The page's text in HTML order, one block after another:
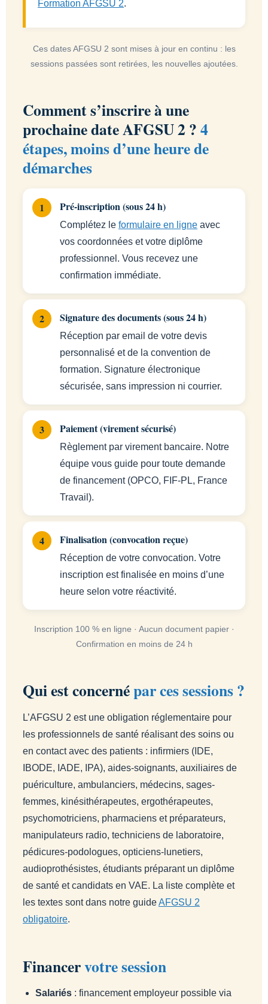
Formation AFGSU 2.
Ces dates AFGSU 2 sont mises à jour en continu : les
sessions passées sont retirées, les nouvelles ajoutées.
Comment s’inscrire à une
prochaine date AFGSU 2 ?4
étapes, moins d’une heure de
démarches
Pré-inscription (sous 24 h)
Complétez le formulaire en ligne avec
vos coordonnées et votre diplôme
professionnel. Vous recevez une
confirmation immédiate.
Signature des documents (sous 24 h)
Réception par email de votre devis
personnalisé et de la convention de
formation. Signature électronique
sécurisée, sans impression ni courrier.
Paiement (virement sécurisé)
Règlement par virement bancaire. Notre
équipe vous guide pour toute demande
de financement (OPCO, FIF-PL, France
Travail).
Finalisation (convocation reçue)
Réception de votre convocation. Votre
inscription est finalisée en moins d’une
heure selon votre réactivité.
Inscription 100 % en ligne · Aucun document papier ·
Confirmation en moins de 24 h
Qui est concernépar ces sessions ?
L’AFGSU 2 est une obligation réglementaire pour
les professionnels de santé réalisant des soins ou
en contact avec des patients : infirmiers (IDE,
IBODE, IADE, IPA), aides-soignants, auxiliaires de
puériculture, ambulanciers, médecins, sages-
femmes, kinésithérapeutes, ergothérapeutes,
psychomotriciens, pharmaciens et préparateurs,
manipulateurs radio, techniciens de laboratoire,
pédicures-podologues, opticiens-lunetiers,
audioprothésistes, étudiants préparant un diplôme
de santé et candidats en VAE. La liste complète et
les textes sont dans notre guideAFGSU 2
obligatoire.
Financervotre session
Salariés: financement employeur possible via